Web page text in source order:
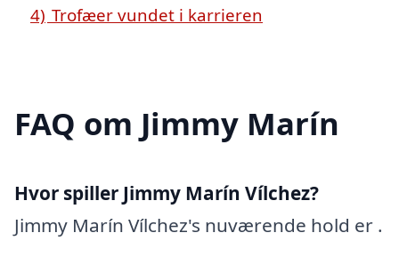
4) Trofæer vundet i karrieren
FAQ om Jimmy Marín
Hvor spiller Jimmy Marín Vílchez?
Jimmy Marín Vílchez's nuværende hold er .